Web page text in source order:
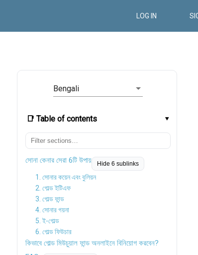
LOG IN
Bengali
📑 Table of contents
সোনা কেনার সেরা 6টি উপায় Hide 6 sublinks
1. সোনার কয়েন এবং বুলিয়ন
2. গোল্ড ইটিএফ
3. গোল্ড ফান্ড
4. সোনার গয়না
5. ই-গোল্ড
6. গোল্ড ফিউচার
কিভাবে গোল্ড মিউচুয়াল ফান্ড অনলাইনে বিনিয়োগ করবেন?